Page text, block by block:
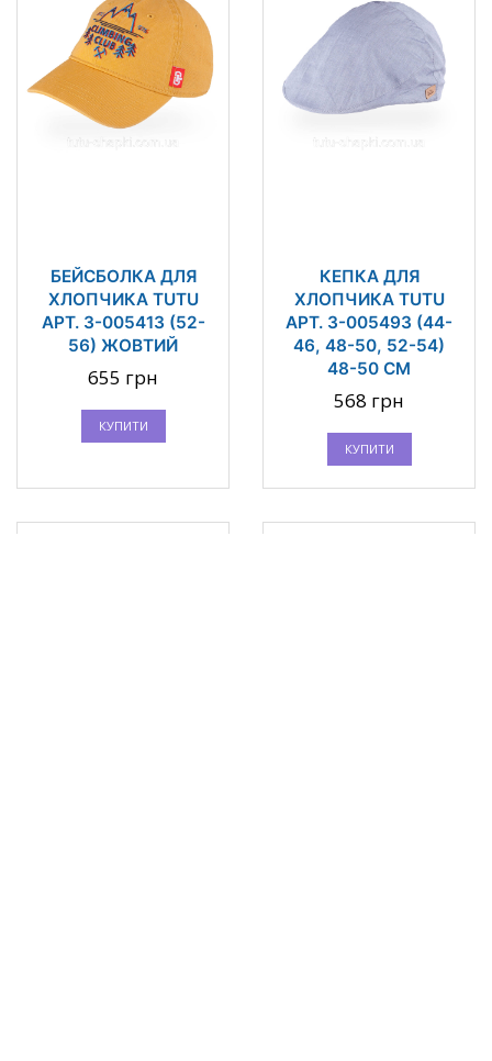
БЕЙСБОЛКА ДЛЯ
ХЛОПЧИКА TUTU
АРТ. 3-005413 (52-
56) ЖОВТИЙ
655 грн
КУПИТИ
КЕПКА ДЛЯ
ХЛОПЧИКА TUTU
АРТ. 3-005493 (44-
46, 48-50, 52-54)
48-50 СМ
568 грн
КУПИТИ